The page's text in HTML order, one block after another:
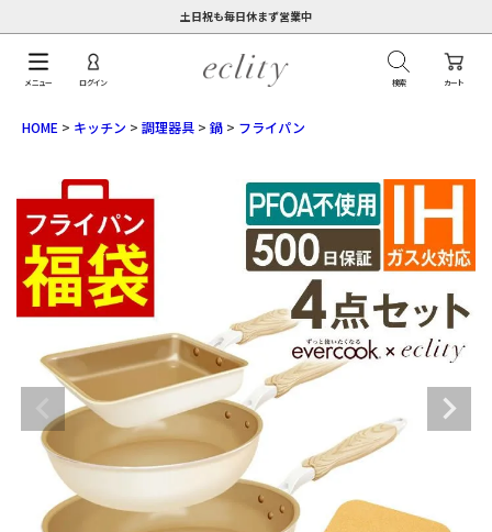
土日祝も毎日休まず営業中
カート
メニュー ログイン 検索
HOME キッチン 調理器具 鍋 フライパン